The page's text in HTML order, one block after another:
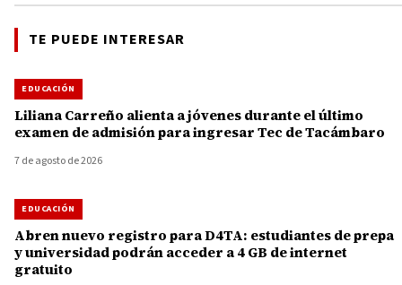
TE PUEDE INTERESAR
EDUCACIÓN
Liliana Carreño alienta a jóvenes durante el último
examen de admisión para ingresar Tec de Tacámbaro
7 de agosto de 2026
EDUCACIÓN
Abren nuevo registro para D4TA: estudiantes de prepa
y universidad podrán acceder a 4 GB de internet
gratuito